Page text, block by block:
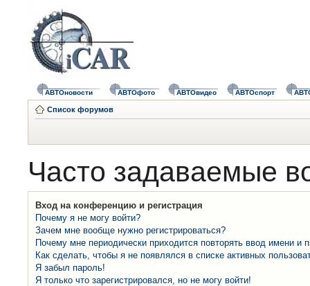
АВТОновости АВТОфото АВТОвидео АВТОспорт
Список форумов
Часто задаваемые
Вход на конференцию и регистрация
Почему я не могу войти?
Зачем мне вообще нужно регистрироваться?
Почему мне периодически приходится повторять ввод имени и
Как сделать, чтобы я не появлялся в списке активных
Я забыл пароль!
Я только что зарегистрировался, но не могу войти!